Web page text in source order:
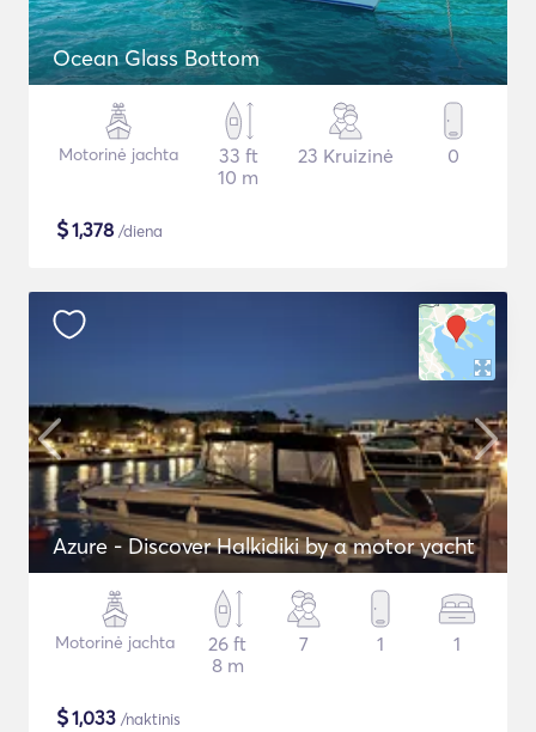
Ocean Glass Bottom
Motorinė jachta
33 ft
10 m
23 Kruizinė 0
$1,378 /diena
Azure - Discover Halkidiki by α motor yacht
Motorinė jachta
26 ft
8 m
7 1 1
$1,033 /naktinis